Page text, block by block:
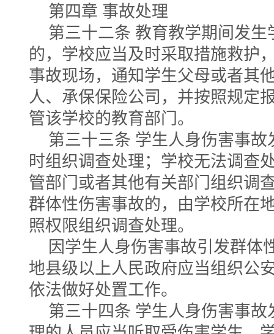
第四章 事故处理
第三十二条 教育教学期间发生
的，学校应当及时采取措施救护
事故现场，通知学生父母或者其
人、承保保险公司，并按照规定
管该学校的教育部门。
第三十三条 学生人身伤害事
时组织调查处理；学校无法调查
管部门或者其他有关部门组织调
群体性伤害事故的，由学校所在
照权限组织调查处理。
因学生人身伤害事故引发群体
地县级以上人民政府应当组织公
依法做好处置工作。
第三十四条 学生人身伤害事